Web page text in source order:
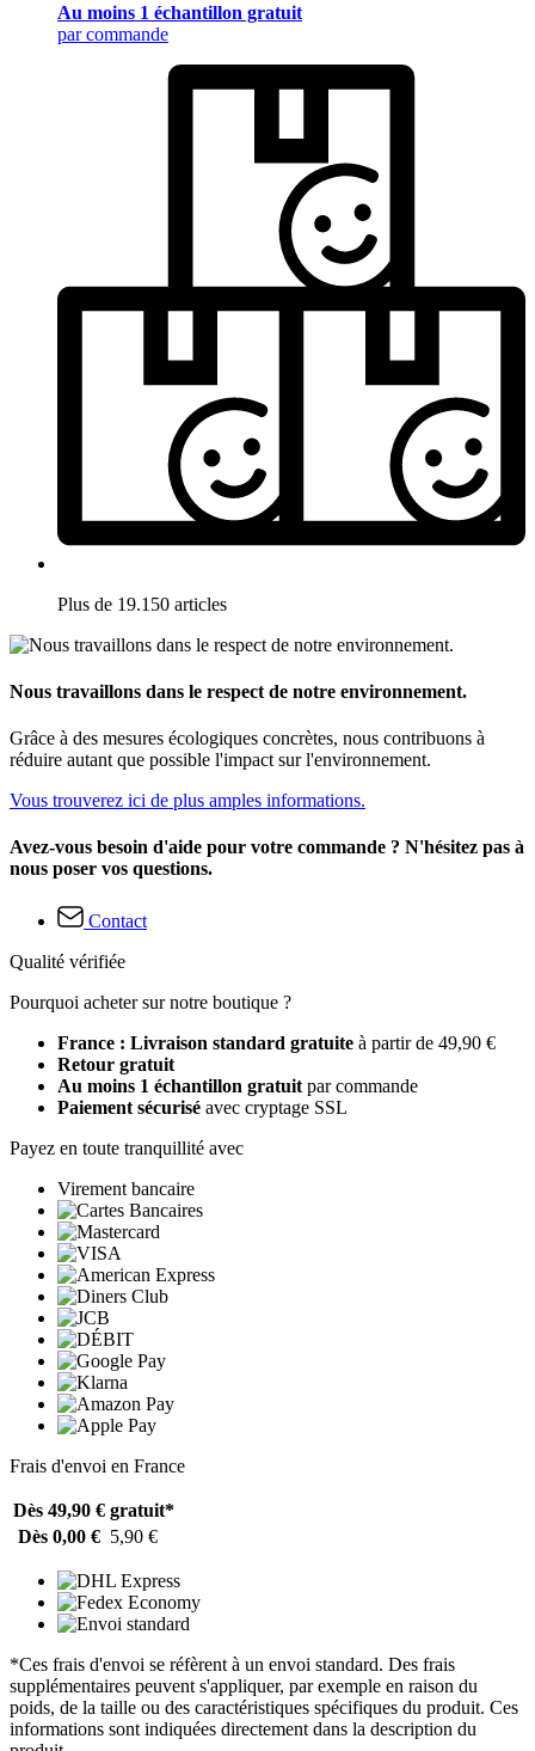
Au moins 1 échantillon gratuit
par commande
Plus de 19.150 articles
Nous travaillons dans le respect de notre environnement.
Grâce à des mesures écologiques concrètes, nous contribuons à
réduire autant que possible l'impact sur l'environnement.
Vous trouverez ici de plus amples informations.
Avez-vous besoin d'aide pour votre commande ? N'hésitez pas à
nous poser vos questions.
Contact
Qualité vérifiée
Pourquoi acheter sur notre boutique ?
France : Livraison standard gratuite à partir de 49,90 €
Retour gratuit
Au moins 1 échantillon gratuit par commande
Paiement sécurisé avec cryptage SSL
Payez en toute tranquillité avec
Virement bancaire
Frais d'envoi en France
Dès 49,90 € gratuit*
Dès 0,00 € 5,90 €
*Ces frais d'envoi se réfèrent à un envoi standard. Des frais
supplémentaires peuvent s'appliquer, par exemple en raison du
poids, de la taille ou des caractéristiques spécifiques du produit. Ces
informations sont indiquées directement dans la description du